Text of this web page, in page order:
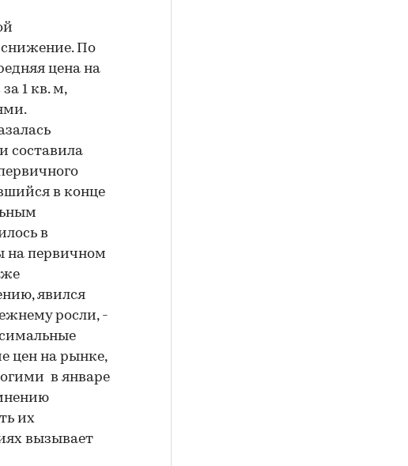
По
цена на
1 кв. м,
составила
в конце
в
на первичном
же
явился
росли, -
цен на рынке,
в январе
их
вызывает